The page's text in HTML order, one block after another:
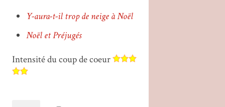
Y-aura-t-il trop de neige à Noël
Noël et Préjugés
Intensité du coup de coeur